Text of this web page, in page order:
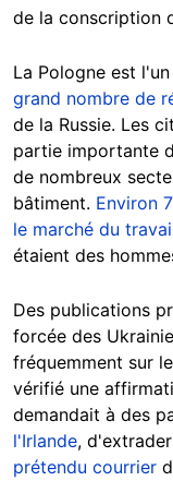
de la conscription
La Pologne est
grand nombre de
de la Russie. Les
partie importante
de nombreux
bâtiment. Environ
le marché du
étaient des
Des publications
forcée des
fréquemment sur
vérifié une
demandait à des
l'Irlande,
prétendu courrier